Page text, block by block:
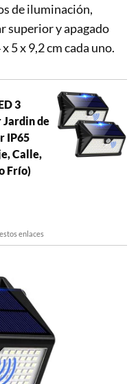
de iluminación,
superior y apagado
5 x 9,2 cm cada uno.
3
Jardin de
IP65
Calle,
Frío)
enlaces